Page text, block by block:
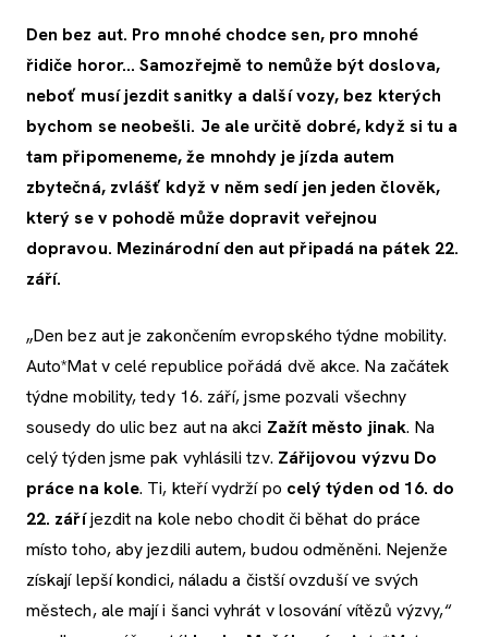
Den bez aut. Pro mnohé chodce sen, pro mnohé
řidiče horor… Samozřejmě to nemůže být doslova,
neboť musí jezdit sanitky a další vozy, bez kterých
bychom se neobešli. Je ale určitě dobré, když si tu a
tam připomeneme, že mnohdy je jízda autem
zbytečná, zvlášť když v něm sedí jen jeden člověk,
který se v pohodě může dopravit veřejnou
dopravou. Mezinárodní den aut připadá na pátek 22.
září.
„Den bez aut je zakončením evropského týdne mobility.
Auto*Mat v celé republice pořádá dvě akce. Na začátek
týdne mobility, tedy 16. září, jsme pozvali všechny
sousedy do ulic bez aut na akci Zažít město jinak. Na
celý týden jsme pak vyhlásili tzv. Zářijovou výzvu Do
práce na kole. Ti, kteří vydrží po celý týden od 16. do
22. záříjezdit na kole nebo chodit či běhat do práce
místo toho, aby jezdili autem, budou odměněni. Nejenže
získají lepší kondici, náladu a čistší ovzduší ve svých
městech, ale mají i šanci vyhrát v losování vítězů výzvy,“